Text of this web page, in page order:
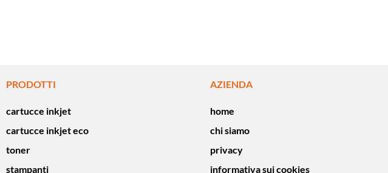
PRODOTTI
cartucce inkjet
cartucce inkjet eco
toner
stampanti
AZIENDA
home
chi siamo
privacy
informativa sui cookies